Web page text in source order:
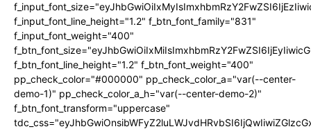
f_input_font_line_height="1.2" f_btn_font_family="831"
f_input_font_weight="400"
f_btn_font_line_height="1.2" f_btn_font_weight="400"
pp_check_color="#000000" pp_check_color_a="var(--center-
demo-1)" pp_check_color_a_h="var(--center-demo-2)"
f_btn_font_transform="uppercase"